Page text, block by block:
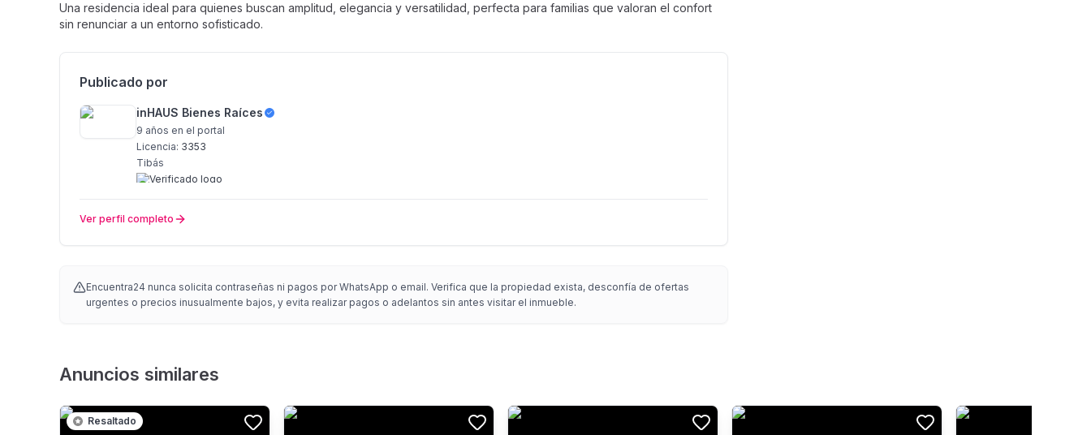
Una residencia ideal para quienes buscan amplitud, elegancia y versatilidad, perfecta para familias que valoran el confort
sin renunciar a un entorno sofisticado.
Publicado por
inHAUS Bienes Raíces
9 años en el portal
Licencia: 3353
Tibás
Ver perfil completo
Encuentra24 nunca solicita contraseñas ni pagos por WhatsApp o email. Verifica que la propiedad exista, desconfía de ofertas
urgentes o precios inusualmente bajos, y evita realizar pagos o adelantos sin antes visitar el inmueble.
Anuncios similares
Resaltado